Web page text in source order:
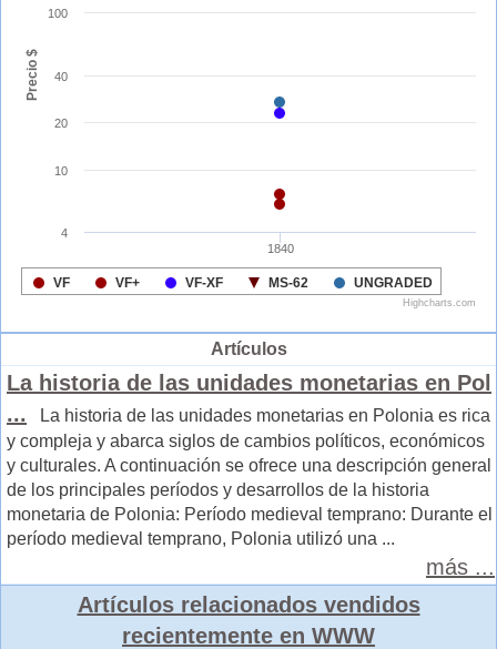
Artículos
La historia de las unidades monetarias en Pol
... La historia de las unidades monetarias en Polonia es rica
y compleja y abarca siglos de cambios políticos, económicos
y culturales. A continuación se ofrece una descripción general
de los principales períodos y desarrollos de la historia
monetaria de Polonia: Período medieval temprano: Durante el
período medieval temprano, Polonia utilizó una ...
más ...
Artículos relacionados vendidos
recientemente en WWW